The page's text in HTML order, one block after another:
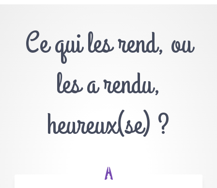
Ce qui les rend, ou
les a rendu,
heureux(se) ?